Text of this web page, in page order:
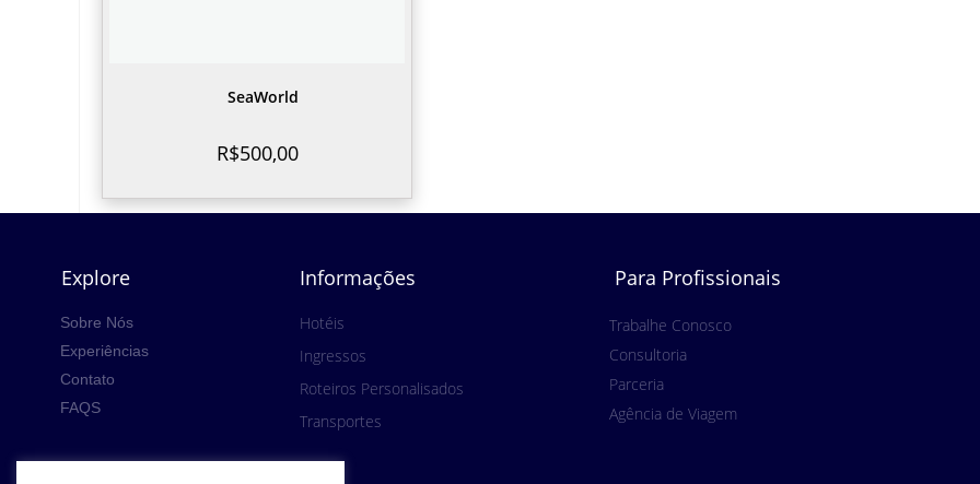
SeaWorld
R$500,00
Explore
Sobre Nós
Experiências
Contato
FAQS
Informações
Hotéis
Ingressos
Roteiros Personalisados
Transportes
Para Profissionais
Trabalhe Conosco
Consultoria
Parceria
Agência de Viagem